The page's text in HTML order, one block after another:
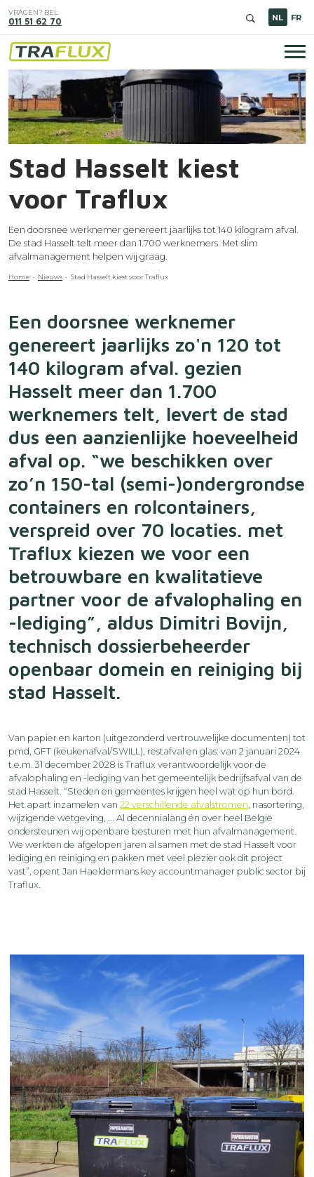
en
naar
de
inhoud
gaan
VRAGEN? BEL
011 51 62 70 NL FR
Image
Stad Hasselt kiest
voor Traflux
Een doorsnee werknemer genereert jaarlijks tot 140 kilogram afval.
De stad Hasselt telt meer dan 1.700 werknemers. Met slim
afvalmanagement helpen wij graag.
Kruimelpad
Home Nieuws Stad Hasselt kiest voor Traflux
Een doorsnee werknemer
genereert jaarlijks zo'n 120 tot
140 kilogram afval. gezien
Hasselt meer dan 1.700
werknemers telt, levert de stad
dus een aanzienlijke hoeveelheid
afval op. “we beschikken over
zo’n 150-tal (semi-)ondergrondse
containers en rolcontainers,
verspreid over 70 locaties. met
Traflux kiezen we voor een
betrouwbare en kwalitatieve
partner voor de afvalophaling en
-lediging”, aldus Dimitri Bovijn,
technisch dossierbeheerder
openbaar domein en reiniging bij
stad Hasselt.
Van papier en karton (uitgezonderd vertrouwelijke documenten) tot
pmd, GFT (keukenafval/SWILL), restafval en glas: van 2 januari 2024
t.e.m. 31 december 2028 is Traflux verantwoordelijk voor de
afvalophaling en -lediging van het gemeentelijk bedrijfsafval van de
stad Hasselt. “Steden en gemeentes krijgen heel wat op hun bord.
Het apart inzamelen van 22 verschillende afvalstromen, nasortering,
wijzigende wetgeving, ... Al decennialang én over heel België
ondersteunen wij openbare besturen met hun afvalmanagement.
We werkten de afgelopen jaren al samen met de stad Hasselt voor
lediging en reiniging en pakken met veel plezier ook dit project
vast”, opent Jan Haeldermans key accountmanager public sector bij
Traflux.